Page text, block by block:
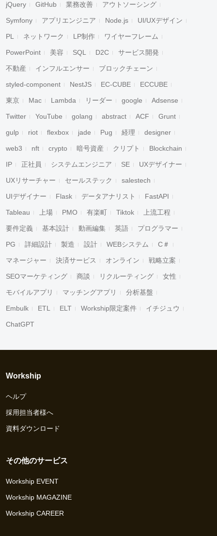
jQuery GitHub 業務改善 アウトソーシング
Symfony アプリエンジニア Node.js UI/UXデザイン
PL ネットワーク LP制作 ワイヤーフレーム
PowerPoint 美容 SQL D2C サービス開発
不動産 インフルエンサー ブロックチェーン
styled-component NestJS EC-CUBE ECCUBE
東京 Mac Lambda リーダー google Adsense
Twitter YouTube golang abstract ACF Grunt
gulp riot flexbox jade Pug 経理 designer
web3 nft crypto 暗号資産 クリプト Blockchain
IP 正社員 システムエンジニア SE UXデザイナー
UXリサーチャー セールステック salestech
UIデザイナー Flask データアナリスト FastAPI
Tableau 上場 PMO 有楽町 Tiktok 上流工程
要件定義 基本設計 動画編集 英語 プログラマー
PG 詳細設計 製造 設計 WEBシステム C＃
マネージャー 決済サービス オンライン 戦略立案
SEOマーケティング 商談 リクルーティング 女性
モバイルアプリ マッチングアプリ 分析基盤
Embulk ETL ELT Workship限定案件 イチジュウ
ChatGPT
Workship
ヘルプ
採用担当者様へ
資料ダウンロード
その他のサービス
Workship EVENT
Workship MAGAZINE
Workship CAREER